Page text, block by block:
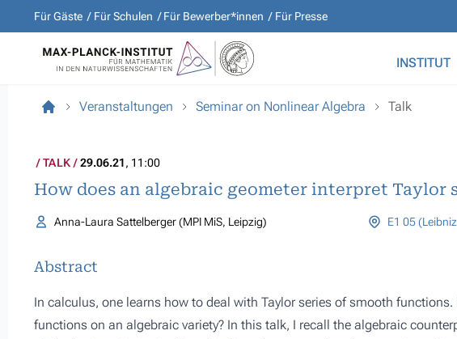
Für Gäste Für Schulen Für Bewerber*innen Für Presse
INSTITUT
Veranstaltungen Seminar on Nonlinear Algebra Talk
TALK 29.06.21, 11:00
How does an algebraic geometer interpret Taylor
Anna-Laura Sattelberger (MPI MiS, Leipzig) E1 05
Abstract
In calculus, one learns how to deal with Taylor series of smooth
functions on an algebraic variety? In this talk, I recall the algebraic